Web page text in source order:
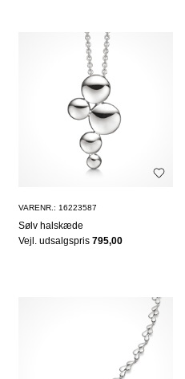
VARENR.: 16223587
Sølv halskæde
Vejl. udsalgspris 795,00